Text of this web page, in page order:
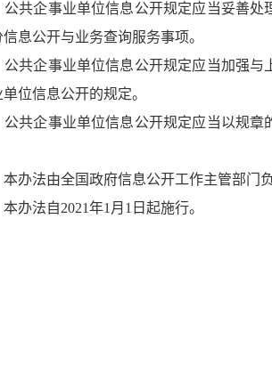
共企事业单位信息公开规定应当妥善处
息公开与业务查询服务事项。
共企事业单位信息公开规定应当加强与
位信息公开的规定。
共企事业单位信息公开规定应当以规章
办法由全国政府信息公开工作主管部门负
办法自2021年1月1日起施行。